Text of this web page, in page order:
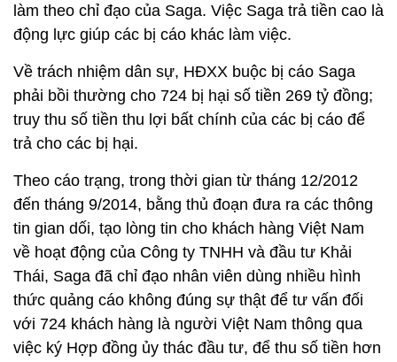
làm theo chỉ đạo của Saga. Việc Saga trả tiền cao là
động lực giúp các bị cáo khác làm việc.
Về trách nhiệm dân sự, HĐXX buộc bị cáo Saga
phải bồi thường cho 724 bị hại số tiền 269 tỷ đồng;
truy thu số tiền thu lợi bất chính của các bị cáo để
trả cho các bị hại.
Theo cáo trạng, trong thời gian từ tháng 12/2012
đến tháng 9/2014, bằng thủ đoạn đưa ra các thông
tin gian dối, tạo lòng tin cho khách hàng Việt Nam
về hoạt động của Công ty TNHH và đầu tư Khải
Thái, Saga đã chỉ đạo nhân viên dùng nhiều hình
thức quảng cáo không đúng sự thật để tư vấn đối
với 724 khách hàng là người Việt Nam thông qua
việc ký Hợp đồng ủy thác đầu tư, để thu số tiền hơn